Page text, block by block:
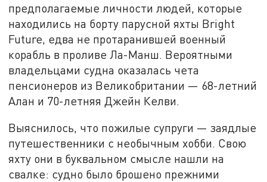
предполагаемые личности людей, которые
находились на борту парусной яхты Bright
Future, едва не протаранившей военный
корабль в проливе Ла-Манш. Вероятными
владельцами судна оказалась чета
пенсионеров из Великобритании — 68-летний
Алан и 70-летняя Джейн Келви.
Выяснилось, что пожилые супруги — заядлые
путешественники с необычным хобби. Свою
яхту они в буквальном смысле нашли на
свалке: судно было брошено прежними